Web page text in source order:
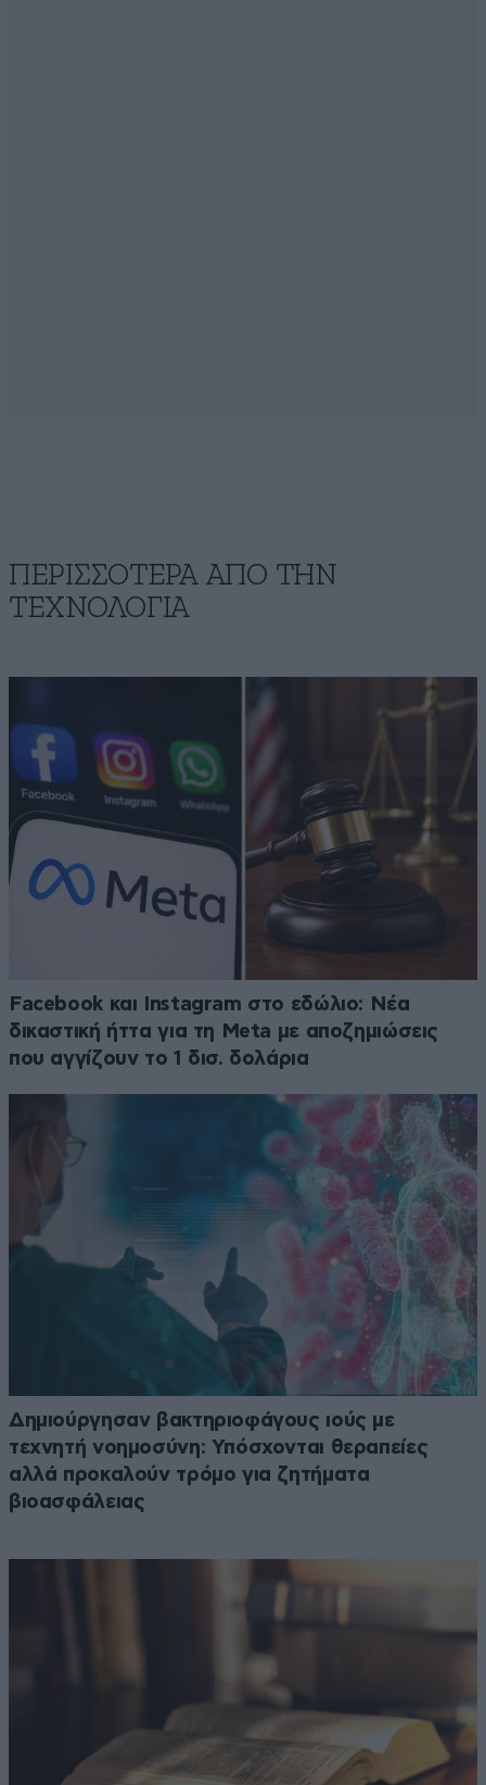
ΠΕΡΙΣΣΟΤΕΡΑ ΑΠΟ ΤΗΝ
ΤΕΧΝΟΛΟΓΙΑ
Facebook και Instagram στο εδώλιο: Νέα
δικαστική ήττα για τη Meta με αποζημιώσεις
που αγγίζουν το 1 δισ. δολάρια
Δημιούργησαν βακτηριοφάγους ιούς με
τεχνητή νοημοσύνη: Υπόσχονται θεραπείες
αλλά προκαλούν τρόμο για ζητήματα
βιοασφάλειας